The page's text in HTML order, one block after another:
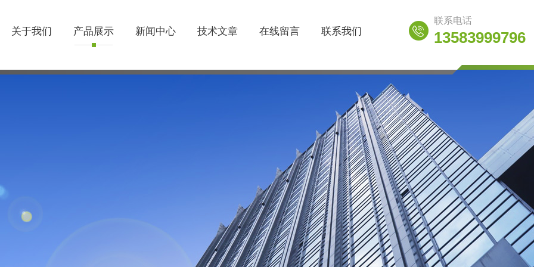
关于我们 产品展示 新闻中心 技术文章 在线留言 联系我们
联系电话
13583999796